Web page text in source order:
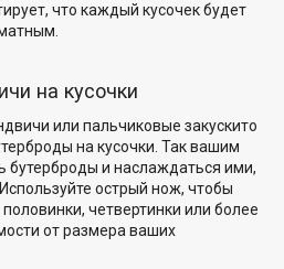
что каждый кусочек будет
на кусочки
или пальчиковые закускито
на кусочки. Так вашим
бутерброды и наслаждаться ими,
острый нож, чтобы
четвертинки или более
от размера ваших